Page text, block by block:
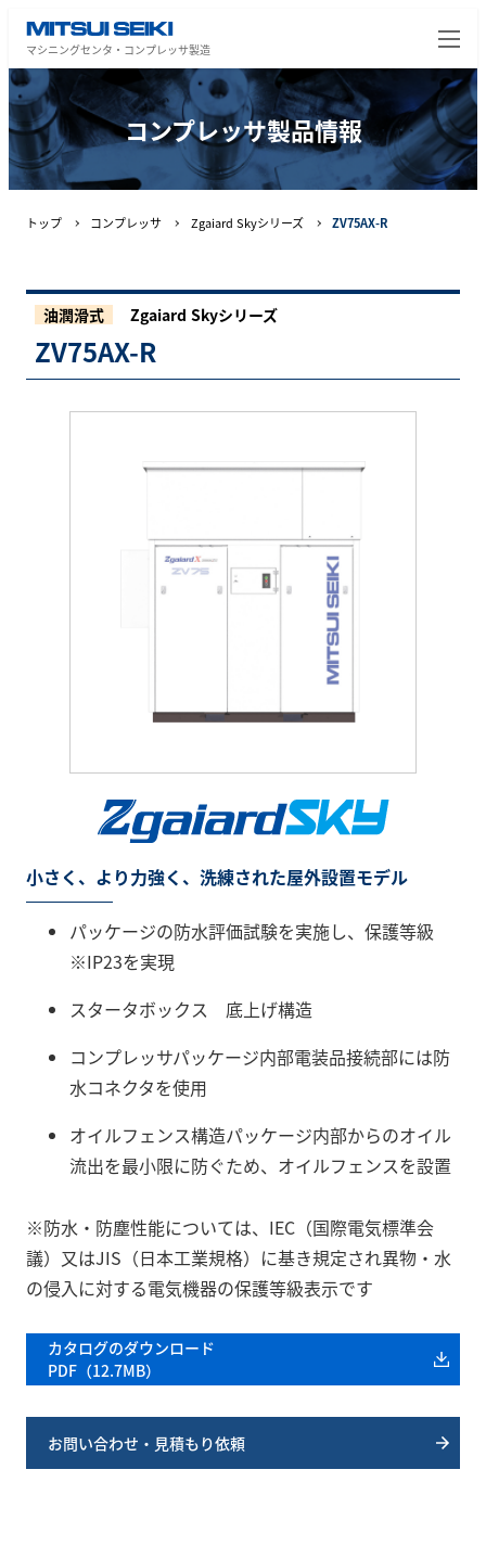
マシニングセンタ・コンプレッサ製造
コンプレッサ製品情報
トップ コンプレッサ Zgaiard Skyシリーズ ZV75AX-R
油潤滑式 Zgaiard Skyシリーズ
ZV75AX-R
小さく、より力強く、洗練された屋外設置モデル
パッケージの防水評価試験を実施し、保護等級
※IP23を実現
スタータボックス 底上げ構造
コンプレッサパッケージ内部電装品接続部には防
水コネクタを使用
オイルフェンス構造パッケージ内部からのオイル
流出を最小限に防ぐため、オイルフェンスを設置
※防水・防塵性能については、IEC（国際電気標準会
議）又はJIS（日本工業規格）に基き規定され異物・水
の侵入に対する電気機器の保護等級表示です
カタログのダウンロード
PDF（12.7MB）
お問い合わせ・見積もり依頼